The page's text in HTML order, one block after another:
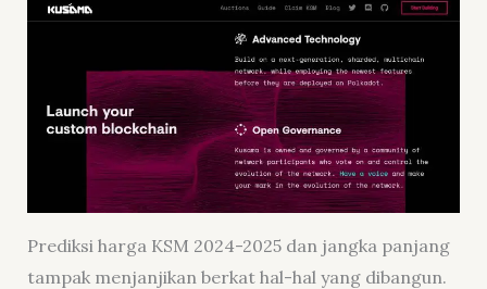
Prediksi harga KSM 2024-2025 dan jangka panjang
tampak menjanjikan berkat hal-hal yang dibangun.